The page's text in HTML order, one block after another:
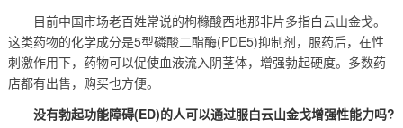
目前中国市场老百姓常说的枸橼酸西地那非片多指白云山金戈。
这类药物的化学成分是5型磷酸二酯酶(PDE5)抑制剂，服药后，在性
刺激作用下，药物可以促使血液流入阴茎体，增强勃起硬度。多数药
店都有出售，购买也方便。
没有勃起功能障碍(ED)的人可以通过服白云山金戈增强性能力吗?